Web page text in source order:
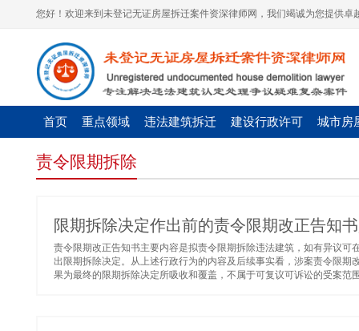
您好！欢迎来到未登记无证房屋拆迁案件资深律师网，我们竭诚为您提供卓
首页 重点领域 违法建筑拆迁 建设行政许可 城市房
责令限期拆除
限期拆除决定作出前的责令限期改正告知
责令限期改正告知书主要内容是拟责令限期拆除违法建筑，如有异议
出限期拆除决定。从上述行政行为的内容及后续事实看，涉案责令限
果为最终的限期拆除决定所吸收和覆盖，不属于可复议可诉讼的受案范